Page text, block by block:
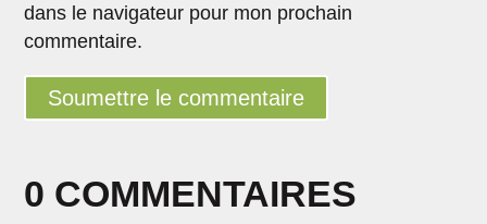
0 COMMENTAIRES
dans le navigateur pour mon prochain
commentaire.
Soumettre le commentaire